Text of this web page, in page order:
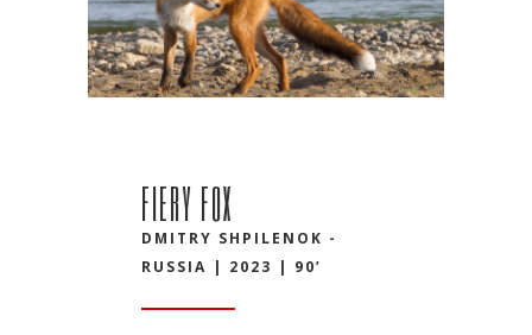
FIERY FOX
DMITRY SHPILENOK -
RUSSIA | 2023 | 90’